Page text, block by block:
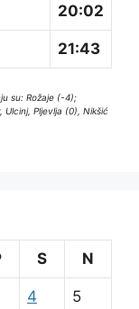
20:02
21:43
su: Rožaje (-4);
Ulcinj, Pljevlja (0), Nikšić
S N
4 5